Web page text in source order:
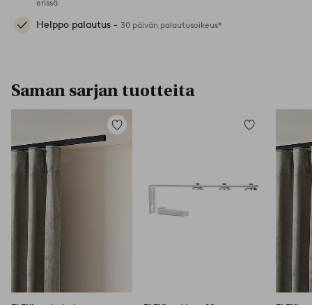
erissä
Helppo palautus - 30 päivän palautusoikeus*
Saman sarjan tuotteita
Lisää
Lisää